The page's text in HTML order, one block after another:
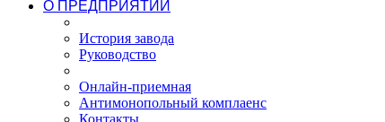
О ПРЕДПРИЯТИИ
История завода
Руководство
Онлайн-приемная
Антимонопольный комплаенс
Контакты